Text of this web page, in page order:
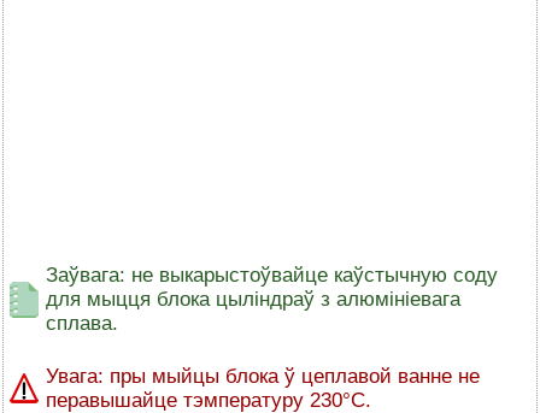
Заўвага: не выкарыстоўвайце каўстычную соду
для мыцця блока цыліндраў з алюмініевага
сплава.
Увага: пры мыйцы блока ў цеплавой ванне не
перавышайце тэмпературу 230°C.